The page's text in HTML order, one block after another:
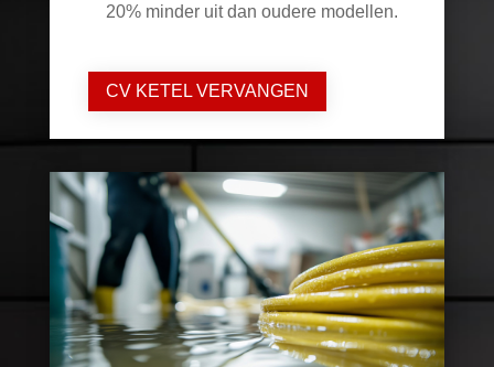
20% minder uit dan oudere modellen.
CV KETEL VERVANGEN